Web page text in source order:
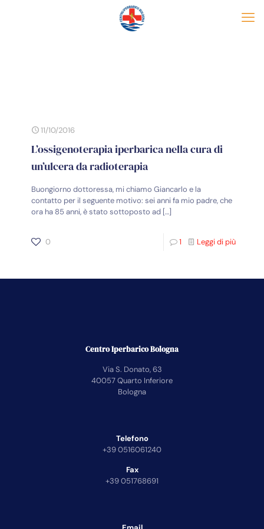
11/10/2016
L’ossigenoterapia iperbarica nella cura di
un’ulcera da radioterapia
Buongiorno dottoressa, mi chiamo Giancarlo e la
contatto per il seguente motivo: sei anni fa mio padre, che
ora ha 85 anni, è stato sottoposto ad […]
0 1 Leggi di più
Centro Iperbarico Bologna
Via S. Donato, 63
40057 Quarto Inferiore
Bologna
Telefono
+39 0516061240
Fax
+39 051768691